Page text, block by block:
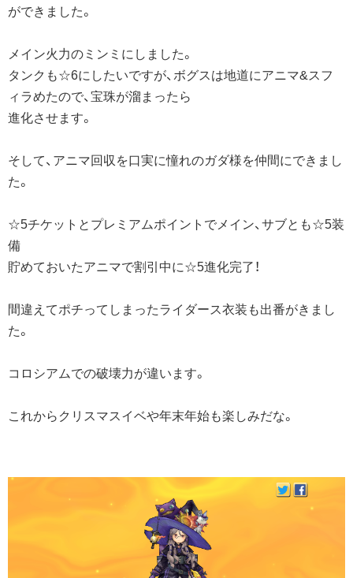
ができました。
メイン火力のミンミにしました。
タンクも☆6にしたいですが、ボグスは地道にアニマ&スフ
ィラめたので、宝珠が溜まったら
進化させます。
そして、アニマ回収を口実に憧れのガダ様を仲間にできまし
た。
☆5チケットとプレミアムポイントでメイン、サブとも☆5装
備
貯めておいたアニマで割引中に☆5進化完了！
間違えてポチってしまったライダース衣装も出番がきまし
た。
コロシアムでの破壊力が違います。
これからクリスマスイベや年末年始も楽しみだな。